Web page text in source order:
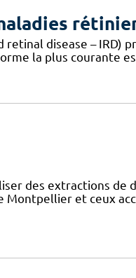
disease – IRD)
la plus courante
des extractions de
Montpellier et ceux